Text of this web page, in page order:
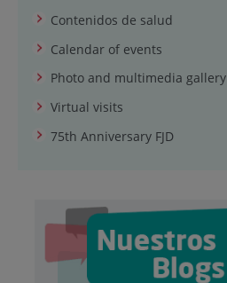
Contenidos de salud
Calendar of events
Photo and multimedia gallery
Virtual visits
75th Anniversary FJD